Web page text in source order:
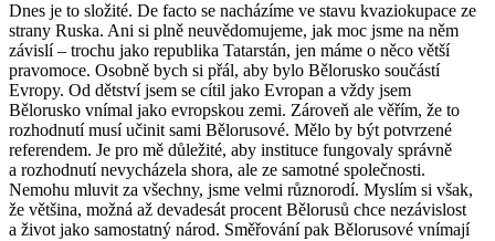
Dnes je to složité. De facto se nacházíme ve stavu kvaziokupace ze
strany Ruska. Ani si plně neuvědomujeme, jak moc jsme na něm
závislí – trochu jako republika Tatarstán, jen máme o něco větší
pravomoce. Osobně bych si přál, aby bylo Bělorusko součástí
Evropy. Od dětství jsem se cítil jako Evropan a vždy jsem
Bělorusko vnímal jako evropskou zemi. Zároveň ale věřím, že to
rozhodnutí musí učinit sami Bělorusové. Mělo by být potvrzené
referendem. Je pro mě důležité, aby instituce fungovaly správně
a rozhodnutí nevycházela shora, ale ze samotné společnosti.
Nemohu mluvit za všechny, jsme velmi různorodí. Myslím si však,
že většina, možná až devadesát procent Bělorusů chce nezávislost
a život jako samostatný národ. Směřování pak Bělorusové vnímají